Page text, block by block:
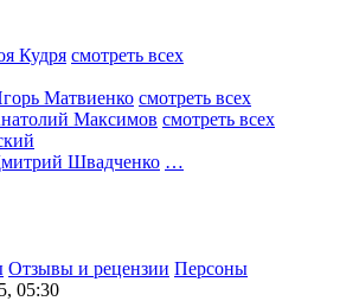
Кудря смотреть всех
Матвиенко смотреть всех
Максимов смотреть всех
Швадченко …
Отзывы и рецензии Персоны
05:30